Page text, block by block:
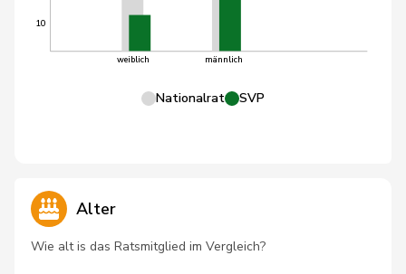
10
weiblich männlich
Nationalrat SVP
Alter
Wie alt is das Ratsmitglied im Vergleich?